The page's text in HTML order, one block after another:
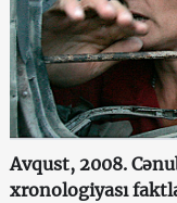
Avqust, 2008.
xronologiyası